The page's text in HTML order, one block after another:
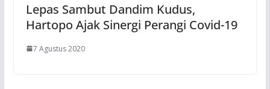
Lepas Sambut Dandim Kudus,
Hartopo Ajak Sinergi Perangi Covid-19
7 Agustus 2020